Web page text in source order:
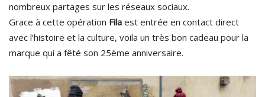
nombreux partages sur les réseaux sociaux.
Grace à cette opération Fila est entrée en contact direct
avec l’histoire et la culture, voila un très bon cadeau pour la
marque qui a fêté son 25ème anniversaire.